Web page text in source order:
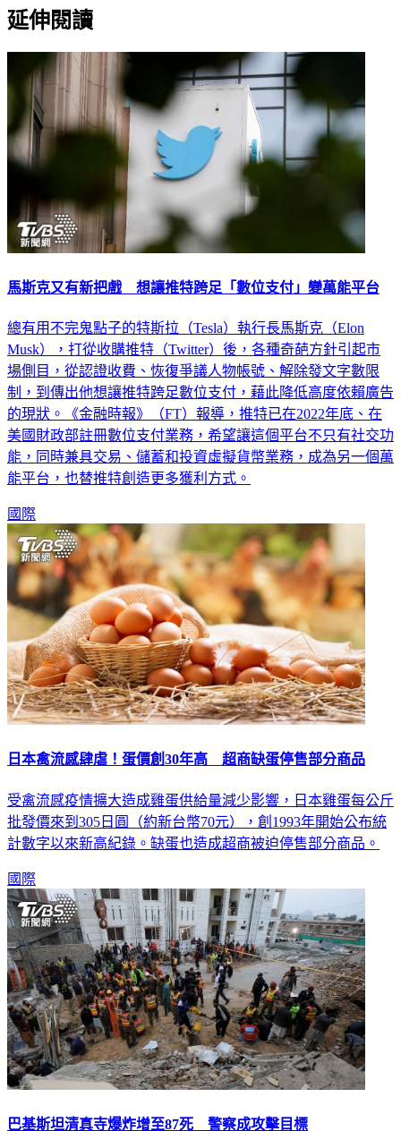
延伸閱讀
馬斯克又有新把戲 想讓推特跨足「數位支付」變萬能平台
總有用不完鬼點子的特斯拉（Tesla）執行長馬斯克（Elon
Musk），打從收購推特（Twitter）後，各種奇葩方針引起市
場側目，從認證收費、恢復爭議人物帳號、解除發文字數限
制，到傳出他想讓推特跨足數位支付，藉此降低高度依賴廣告
的現狀。《金融時報》（FT）報導，推特已在2022年底、在
美國財政部註冊數位支付業務，希望讓這個平台不只有社交功
能，同時兼具交易、儲蓄和投資虛擬貨幣業務，成為另一個萬
能平台，也替推特創造更多獲利方式。
國際
日本禽流感肆虐！蛋價創30年高 超商缺蛋停售部分商品
受禽流感疫情擴大造成雞蛋供給量減少影響，日本雞蛋每公斤
批發價來到305日圓（約新台幣70元），創1993年開始公布統
計數字以來新高紀錄。缺蛋也造成超商被迫停售部分商品。
國際
巴基斯坦清真寺爆炸增至87死 警察成攻擊目標